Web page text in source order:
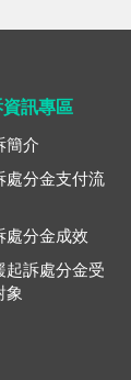
訊專區
簡介
處分金支付流
處分金成效
起訴處分金受
象